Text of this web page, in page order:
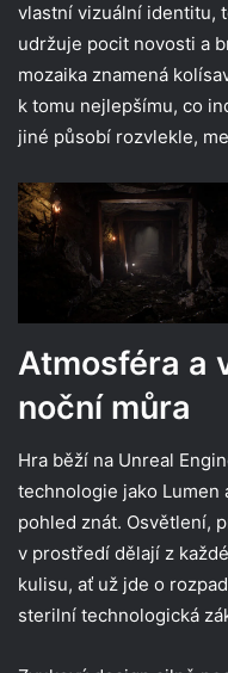
vlastní vizuální identitu,
udržuje pocit novosti a
mozaika znamená
k tomu nejlepšímu, co
jiné působí rozvlekle,
Atmosféra a
noční můra
Hra běží na Unreal
technologie jako Lumen
pohled znát. Osvětlení,
v prostředí dělají z
kulisu, ať už jde o
sterilní technologická